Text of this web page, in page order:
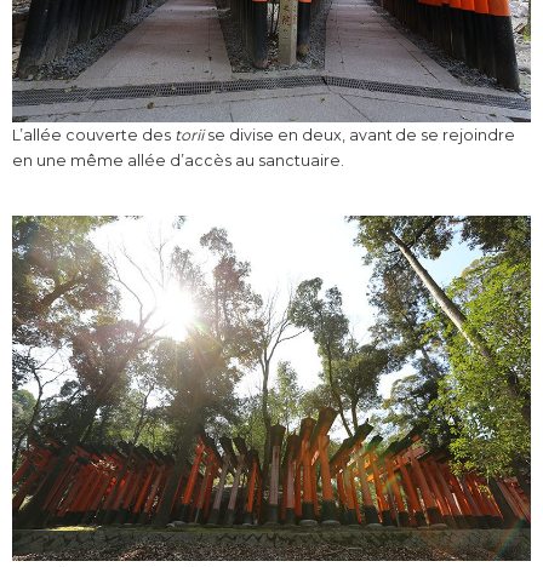
L’allée couverte des toriise divise en deux, avant de se rejoindre
en une même allée d’accès au sanctuaire.